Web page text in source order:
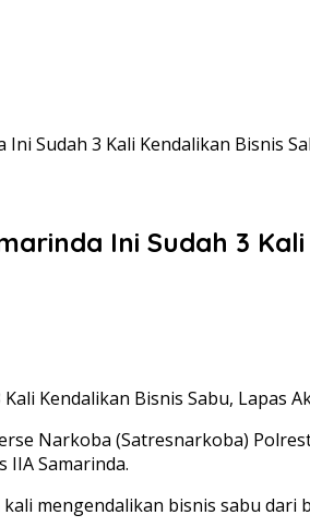
Ini Sudah 3 Kali Kendalikan Bisnis
Ini Sudah 3
Narkoba (Satresnarkoba)
IIA Samarinda.
mengendalikan bisnis sabu dari